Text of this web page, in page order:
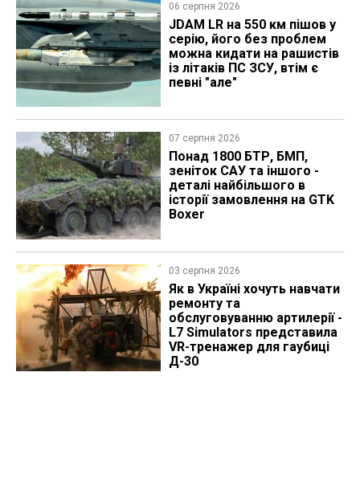
06 серпня 2026
JDAM LR на 550 км пішов у
серію, його без проблем
можна кидати на рашистів
із літаків ПС ЗСУ, втім є
певні "але"
07 серпня 2026
Понад 1800 БТР, БМП,
зеніток САУ та іншого -
деталі найбільшого в
історії замовлення на GTK
Boxer
03 серпня 2026
Як в Україні хочуть навчати
ремонту та
обслуговуванню артилерії -
L7 Simulators представила
VR-тренажер для гаубиці
Д-30